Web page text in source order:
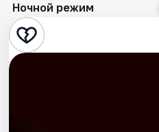
Театр
Стендап
Ночной режим